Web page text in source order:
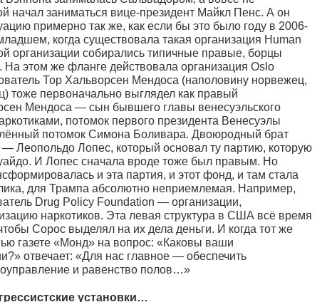
начал заниматься вице-президент Майкл Пенс. А он
примерно так же, как если бы это было году в 2006-
когда существовала такая организация Human
организации собирались типичные правые, борцы
На этом же фланге действовала организация Oslo
Тор Хальворсен Мендоса (наполовину норвежец,
тоже первоначально выглядел как правый
Мендоса — сын бывшего главы венесуэльского
потомок первого президента Венесуэлы
потомок Симона Боливара. Двоюродный брат
Леопольдо Лопес, который основал ту партию, которую
И Лопес сначала вроде тоже был правым. Но
и эта партия, и этот фонд, и там стала
для Трампа абсолютно неприемлемая. Например,
Drug Policy Foundation — организации,
наркотиков. Эта левая структура в США всё время
Сорос выделял на их дела деньги. И когда тот же
газете «Монд» на вопрос: «Каковы ваши
отвечает: «Для нас главное — обеспечить
и равенство полов…»
установки…